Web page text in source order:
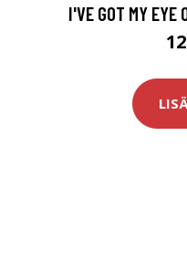
I'VE GOT MY EYE